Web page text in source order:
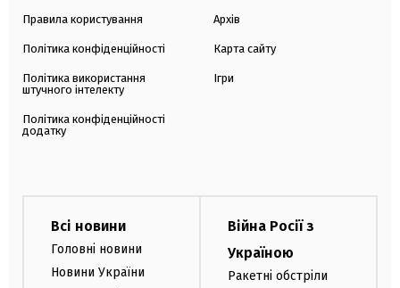
Правила користування
Політика конфіденційності
Політика використання
штучного інтелекту
Політика конфіденційності
додатку
Архів
Карта сайту
Ігри
Всі новини
Головні новини
Новини України
Війна Росії з
Україною
Ракетні обстріли